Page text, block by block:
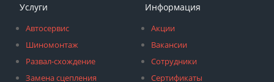
Услуги
Автосервис
Шиномонтаж
Развал-схождение
Замена сцепления
Информация
Акции
Вакансии
Сотрудники
Сертификаты